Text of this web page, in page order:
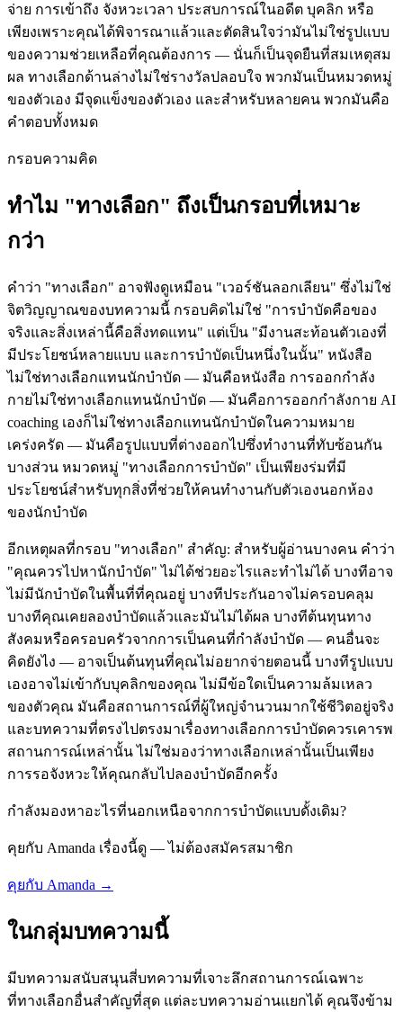
จ่าย การเข้าถึง จังหวะเวลา ประสบการณ์ในอดีต บุคลิก หรือ
เพียงเพราะคุณได้พิจารณาแล้วและตัดสินใจว่ามันไม่ใช่รูปแบบ
ของความช่วยเหลือที่คุณต้องการ — นั่นก็เป็นจุดยืนที่สมเหตุสม
ผล ทางเลือกด้านล่างไม่ใช่รางวัลปลอบใจ พวกมันเป็นหมวดหมู่
ของตัวเอง มีจุดแข็งของตัวเอง และสำหรับหลายคน พวกมันคือ
คำตอบทั้งหมด
กรอบความคิด
ทำไม "ทางเลือก" ถึงเป็นกรอบที่เหมาะ
กว่า
คำว่า "ทางเลือก" อาจฟังดูเหมือน "เวอร์ชันลอกเลียน" ซึ่งไม่ใช่
จิตวิญญาณของบทความนี้ กรอบคิดไม่ใช่ "การบำบัดคือของ
จริงและสิ่งเหล่านี้คือสิ่งทดแทน" แต่เป็น "มีงานสะท้อนตัวเองที่
มีประโยชน์หลายแบบ และการบำบัดเป็นหนึ่งในนั้น" หนังสือ
ไม่ใช่ทางเลือกแทนนักบำบัด — มันคือหนังสือ การออกกำลัง
กายไม่ใช่ทางเลือกแทนนักบำบัด — มันคือการออกกำลังกาย AI
coaching เองก็ไม่ใช่ทางเลือกแทนนักบำบัดในความหมาย
เคร่งครัด — มันคือรูปแบบที่ต่างออกไปซึ่งทำงานที่ทับซ้อนกัน
บางส่วน หมวดหมู่ "ทางเลือกการบำบัด" เป็นเพียงร่มที่มี
ประโยชน์สำหรับทุกสิ่งที่ช่วยให้คนทำงานกับตัวเองนอกห้อง
ของนักบำบัด
อีกเหตุผลที่กรอบ "ทางเลือก" สำคัญ: สำหรับผู้อ่านบางคน คำว่า
"คุณควรไปหานักบำบัด" ไม่ได้ช่วยอะไรและทำไม่ได้ บางทีอาจ
ไม่มีนักบำบัดในพื้นที่ที่คุณอยู่ บางทีประกันอาจไม่ครอบคลุม
บางทีคุณเคยลองบำบัดแล้วและมันไม่ได้ผล บางทีต้นทุนทาง
สังคมหรือครอบครัวจากการเป็นคนที่กำลังบำบัด — คนอื่นจะ
คิดยังไง — อาจเป็นต้นทุนที่คุณไม่อยากจ่ายตอนนี้ บางทีรูปแบบ
เองอาจไม่เข้ากับบุคลิกของคุณ ไม่มีข้อใดเป็นความล้มเหลว
ของตัวคุณ มันคือสถานการณ์ที่ผู้ใหญ่จำนวนมากใช้ชีวิตอยู่จริง
และบทความที่ตรงไปตรงมาเรื่องทางเลือกการบำบัดควรเคารพ
สถานการณ์เหล่านั้น ไม่ใช่มองว่าทางเลือกเหล่านั้นเป็นเพียง
การรอจังหวะให้คุณกลับไปลองบำบัดอีกครั้ง
กำลังมองหาอะไรที่นอกเหนือจากการบำบัดแบบดั้งเดิม?
คุยกับ Amanda เรื่องนี้ดู — ไม่ต้องสมัครสมาชิก
คุยกับ Amanda →
ในกลุ่มบทความนี้
มีบทความสนับสนุนสี่บทความที่เจาะลึกสถานการณ์เฉพาะ
ที่ทางเลือกอื่นสำคัญที่สุด แต่ละบทความอ่านแยกได้ คุณจึงข้าม